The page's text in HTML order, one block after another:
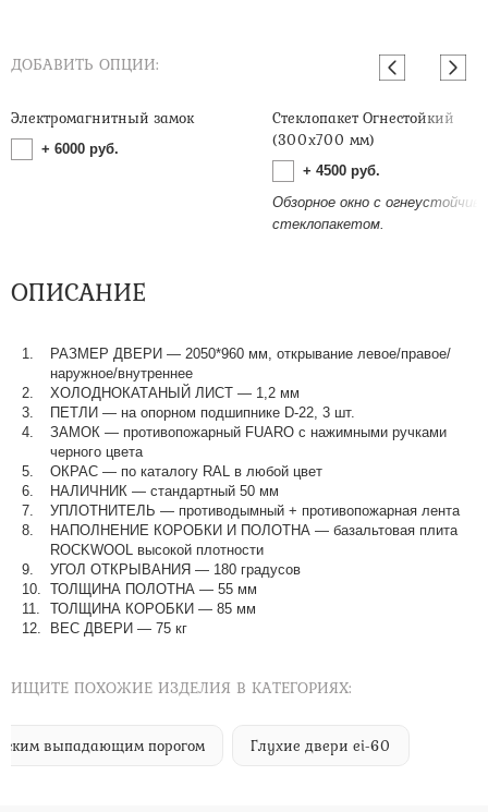
ДОБАВИТЬ ОПЦИИ:
Электромагнитный замок
+ 6000 руб.
Стеклопакет Огнестойкий
(300х700 мм)
+ 4500 руб.
Обзорное окно с
стеклопакетом.
ОПИСАНИЕ
РАЗМЕР ДВЕРИ — 2050*960 мм, открывание левое/правое/
наружное/внутреннее
ХОЛОДНОКАТАНЫЙ ЛИСТ — 1,2 мм
ПЕТЛИ — на опорном подшипнике D-22, 3 шт.
ЗАМОК — противопожарный FUARO с нажимными ручками
черного цвета
ОКРАС — по каталогу RAL в любой цвет​​​​​​​
НАЛИЧНИК — стандартный 50 мм
УПЛОТНИТЕЛЬ — противодымный + противопожарная лента
НАПОЛНЕНИЕ КОРОБКИ И ПОЛОТНА — базальтовая плита
ROCKWOOL высокой плотности
УГОЛ ОТКРЫВАНИЯ — 180 градусов
ТОЛЩИНА ПОЛОТНА — 55 мм
ТОЛЩИНА КОРОБКИ — 85 мм
ВЕС ДВЕРИ — 75 кг
ИЩИТЕ ПОХОЖИЕ ИЗДЕЛИЯ В КАТЕГОРИЯХ:
выпадающим порогом Глухие двери ei-60